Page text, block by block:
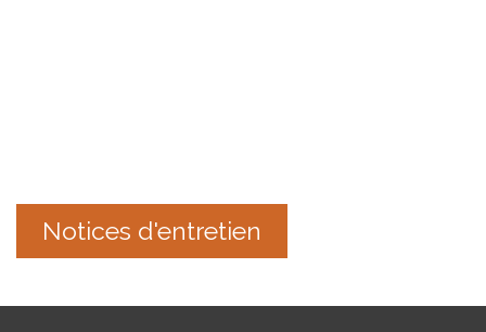
Notices d'entretien